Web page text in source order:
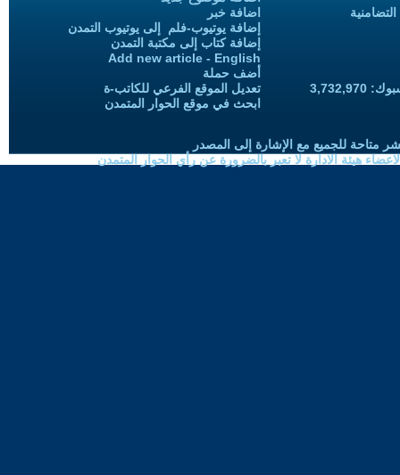
اضافة خبر
إضافة يوتيوب-فلم إلى يوتيوب التمدن
إضافة كتاب إلى مكتبة التمدن
Add new article - English
أضف حملة
تعديل الموقع الفرعي للكاتب-ة
ابحث في موقع الحوار المتمدن
متاحة للجميع مع الإشارة إلى المصدر
هيئة الادارة لا تعبر بالضرورة عن رأي الحوار المتمدن